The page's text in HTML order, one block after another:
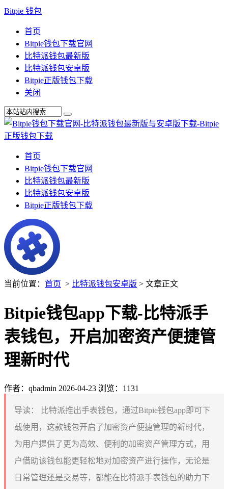
Bitpie 钱包
首页
Bitpie钱包下载官网
比特派钱包最新版
比特派钱包安卓版
Bitpie正版钱包下载
关闭
首页
Bitpie钱包下载官网
比特派钱包最新版
比特派钱包安卓版
Bitpie正版钱包下载
当前位置： 首页 > 比特派钱包安卓版 > 文章正文
Bitpie钱包app下载-比特派手
表钱包，开启加密资产便捷管
理新时代
作者：qbadmin 2026-04-23 浏览：1131
导读：
比特派推出手表钱包，通过Bitpie钱包app即可下
载使用，这款钱包开启了加密资产便捷管理的新时代，
为用户提供了更为高效、便利的加密资产管理方式，用
户借助该钱包能更轻松地对加密资产进行操作，无论是
日常管理还是交易等，都能在比特派手表钱包的助力下